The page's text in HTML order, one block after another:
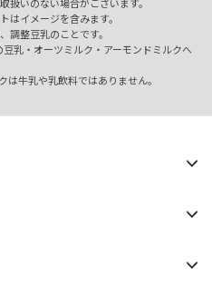
はイメージを含みます。
調整豆乳のことです。
乳・オーツミルク・アーモンドミルクへ
は牛乳や乳飲料ではありません。